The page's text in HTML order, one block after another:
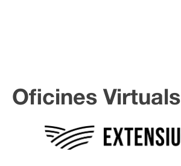
Oficines Virtuals